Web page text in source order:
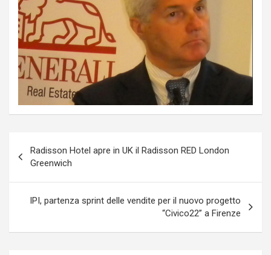
articoli
Radisson Hotel apre in UK il Radisson RED London
Greenwich
IPI, partenza sprint delle vendite per il nuovo progetto
“Civico22” a Firenze